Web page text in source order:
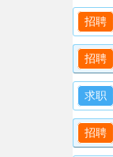
招聘
招聘
求职
招聘